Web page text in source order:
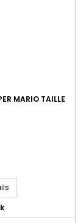
MARIO TAILLE